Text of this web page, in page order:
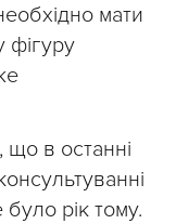
мати
фігуру
що в останні
рік тому.